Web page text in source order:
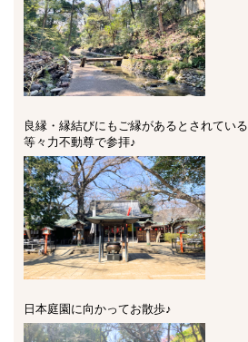
良縁・縁結びにもご縁があるとされている
等々力不動尊で参拝♪
日本庭園に向かってお散歩♪